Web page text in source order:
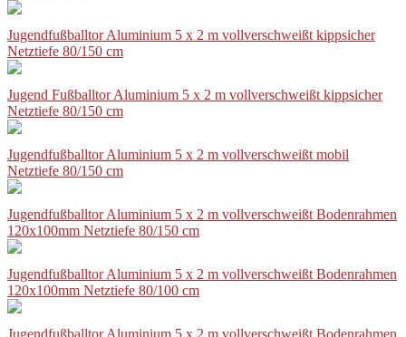
Jugendfußballtor Aluminium 5 x 2 m vollverschweißt kippsicher
Netztiefe 80/150 cm
Jugend Fußballtor Aluminium 5 x 2 m vollverschweißt kippsicher
Netztiefe 80/150 cm
Jugendfußballtor Aluminium 5 x 2 m vollverschweißt mobil
Netztiefe 80/150 cm
Jugendfußballtor Aluminium 5 x 2 m vollverschweißt Bodenrahmen
120x100mm Netztiefe 80/150 cm
Jugendfußballtor Aluminium 5 x 2 m vollverschweißt Bodenrahmen
120x100mm Netztiefe 80/100 cm
Jugendfußballtor Aluminium 5 x 2 m vollverschweißt Bodenrahmen